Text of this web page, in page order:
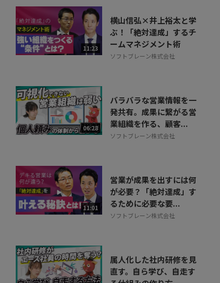
11:23
横山信弘×井上裕太と学
ぶ！「絶対達成」するチ
ームマネジメント術
ソフトブレーン株式会社
06:28
バラバラな営業情報を一
発共有。成果に繋がる営
業組織を作る、顧客...
ソフトブレーン株式会社
11:01
営業が成果を出すには何
が必要？「絶対達成」す
るために必要な要...
ソフトブレーン株式会社
属人化した社内研修を見
直す。自ら学び、自走す